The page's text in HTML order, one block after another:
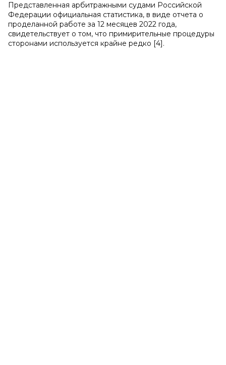
Представленная арбитражными судами Российской
Федерации официальная статистика, в виде отчета о
проделанной работе за 12 месяцев 2022 года,
свидетельствует о том, что примирительные процедуры
сторонами используется крайне редко [4].